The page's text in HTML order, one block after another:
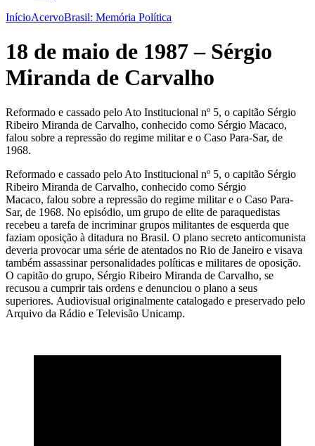
InícioAcervoBrasil: Memória Política
18 de maio de 1987 – Sérgio
Miranda de Carvalho
Reformado e cassado pelo Ato Institucional nº 5, o capitão Sérgio
Ribeiro Miranda de Carvalho, conhecido como Sérgio Macaco,
falou sobre a repressão do regime militar e o Caso Para-Sar, de
1968.
Reformado e cassado pelo Ato Institucional nº 5, o capitão Sérgio
Ribeiro Miranda de Carvalho, conhecido como Sérgio
Macaco, falou sobre a repressão do regime militar e o Caso Para-
Sar, de 1968. No episódio, um grupo de elite de paraquedistas
recebeu a tarefa de incriminar grupos militantes de esquerda que
faziam oposição à ditadura no Brasil. O plano secreto anticomunista
deveria provocar uma série de atentados no Rio de Janeiro e visava
também assassinar personalidades políticas e militares de oposição.
O capitão do grupo, Sérgio Ribeiro Miranda de Carvalho, se
recusou a cumprir tais ordens e denunciou o plano a seus
superiores. Audiovisual originalmente catalogado e preservado pelo
Arquivo da Rádio e Televisão Unicamp.